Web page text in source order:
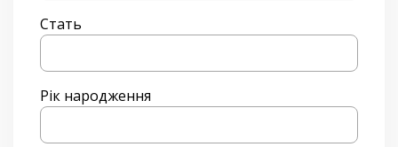
Стать
Рік народження